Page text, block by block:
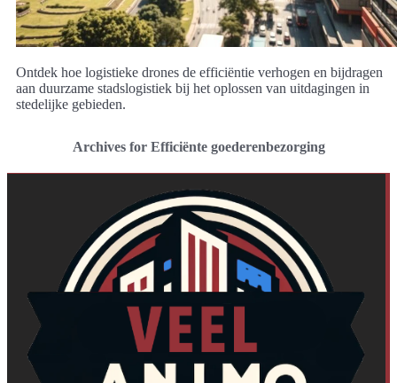
Ontdek hoe logistieke drones de efficiëntie verhogen en bijdragen
aan duurzame stadslogistiek bij het oplossen van uitdagingen in
stedelijke gebieden.
Archives for Efficiënte goederenbezorging